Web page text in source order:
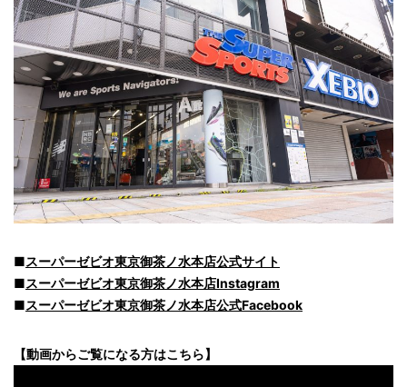
■スーパーゼビオ東京御茶ノ水本店公式サイト
■スーパーゼビオ東京御茶ノ水本店Instagram
■スーパーゼビオ東京御茶ノ水本店公式Facebook
【動画からご覧になる方はこちら】